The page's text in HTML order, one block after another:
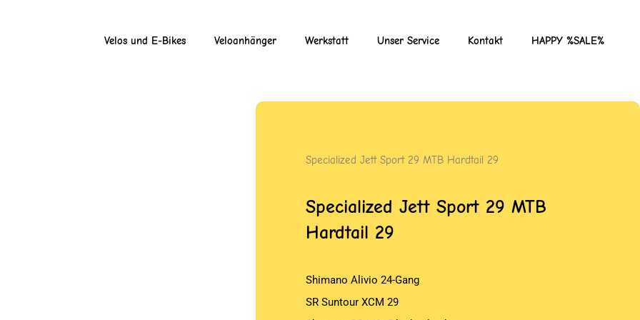
Velos und E-Bikes Veloanhänger Werkstatt Unser Service Kontakt HAPPY %SALE%
Specialized Jett Sport 29 MTB Hardtail 29
Specialized Jett Sport 29 MTB
Hardtail 29
Shimano Alivio 24-Gang
SR Suntour XCM 29